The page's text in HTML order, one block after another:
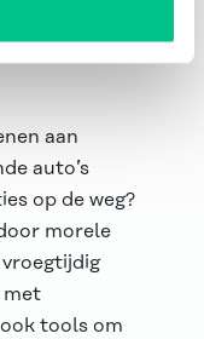
aan
auto’s
op de weg?
morele
vroegtijdig
met
tools om